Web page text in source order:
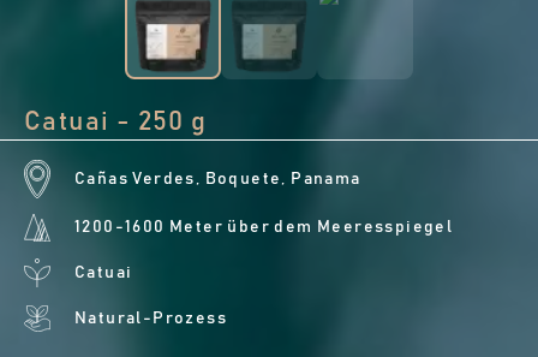
Catuai - 250 g
Cañas Verdes, Boquete, Panama
1200-1600 Meter über dem Meeresspiegel
Catuai
Natural-Prozess